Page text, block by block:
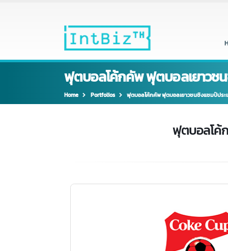
ฟุตบอลโค้กคัพ ฟุตบอลเยาว
Home Portfolios ฟุตบอลโค้กคัพ ฟุตบอลเยาวชนชิงแชม
ฟุตบอล